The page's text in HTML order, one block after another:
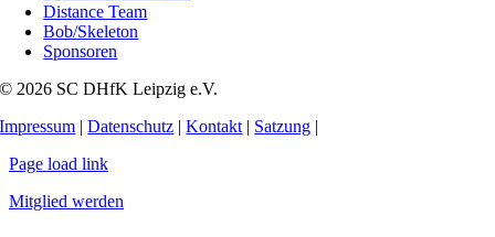
Distance Team
Bob/Skeleton
Sponsoren
© 2026 SC DHfK Leipzig e.V.
Impressum |Datenschutz |Kontakt | Satzung |
Page load link
Mitglied werden